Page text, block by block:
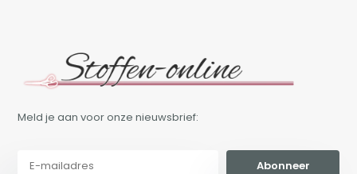
Meld je aan voor onze nieuwsbrief:
Abonneer